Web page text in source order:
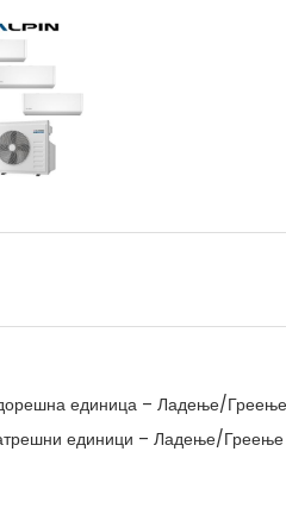
единица – Ладење/
единици – Ладење/